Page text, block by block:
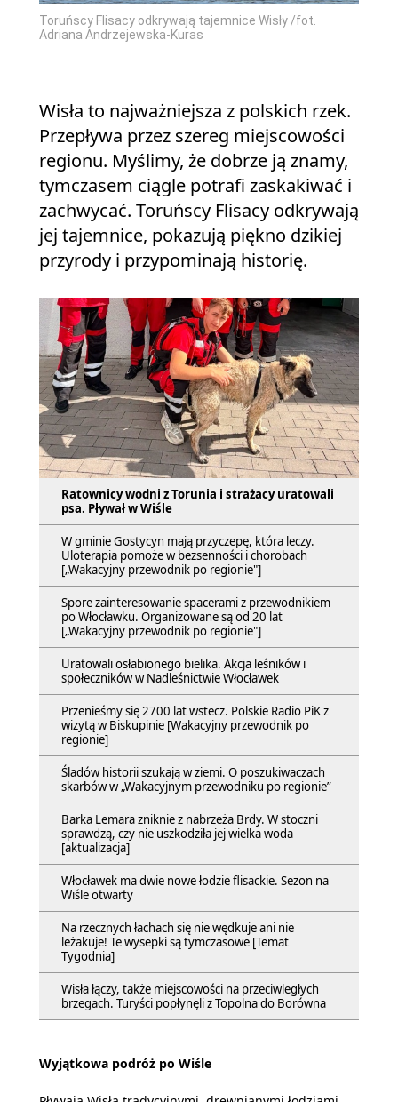
Toruńscy Flisacy odkrywają tajemnice Wisły /fot.
Adriana Andrzejewska-Kuras
Wisła to najważniejsza z polskich rzek.
Przepływa przez szereg miejscowości
regionu. Myślimy, że dobrze ją znamy,
tymczasem ciągle potrafi zaskakiwać i
zachwycać. Toruńscy Flisacy odkrywają
jej tajemnice, pokazują piękno dzikiej
przyrody i przypominają historię.
Ratownicy wodni z Torunia i strażacy uratowali
psa. Pływał w Wiśle
W gminie Gostycyn mają przyczepę, która leczy.
Uloterapia pomoże w bezsenności i chorobach
[„Wakacyjny przewodnik po regionie"]
Spore zainteresowanie spacerami z przewodnikiem
po Włocławku. Organizowane są od 20 lat
[„Wakacyjny przewodnik po regionie"]
Uratowali osłabionego bielika. Akcja leśników i
społeczników w Nadleśnictwie Włocławek
Przenieśmy się 2700 lat wstecz. Polskie Radio PiK z
wizytą w Biskupinie [Wakacyjny przewodnik po
regionie]
Śladów historii szukają w ziemi. O poszukiwaczach
skarbów w „Wakacyjnym przewodniku po regionie”
Barka Lemara zniknie z nabrzeża Brdy. W stoczni
sprawdzą, czy nie uszkodziła jej wielka woda
[aktualizacja]
Włocławek ma dwie nowe łodzie flisackie. Sezon na
Wiśle otwarty
Na rzecznych łachach się nie wędkuje ani nie
leżakuje! Te wysepki są tymczasowe [Temat
Tygodnia]
Wisła łączy, także miejscowości na przeciwległych
brzegach. Turyści popłynęli z Topolna do Borówna
Wyjątkowa podróż po Wiśle